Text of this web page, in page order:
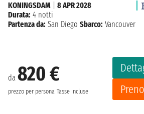
da 820 €
prezzo per persona Tasse incluse
KONINGSDAM
8 APR 2028
Durata: 4 notti
Partenza da: San Diego Sbarco: Vancouver